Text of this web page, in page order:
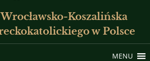
Koszalińska
w Polsce
MENU